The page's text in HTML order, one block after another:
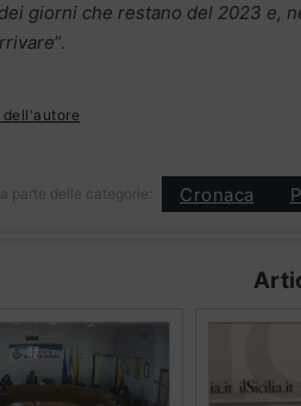
giorni che restano del 2023 e,
”.
parte delle categorie: Cronaca